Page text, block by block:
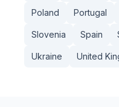
Poland Portugal
Slovenia Spain
Ukraine United